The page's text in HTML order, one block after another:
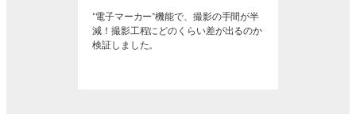
“電子マーカー”機能で、撮影の手間が半
減！撮影工程にどのくらい差が出るのか
検証しました。